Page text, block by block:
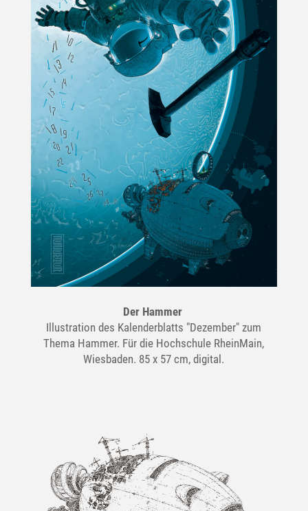
Der Hammer
Illustration des Kalenderblatts "Dezember" zum
Thema Hammer. Für die Hochschule RheinMain,
Wiesbaden. 85 x 57 cm, digital.